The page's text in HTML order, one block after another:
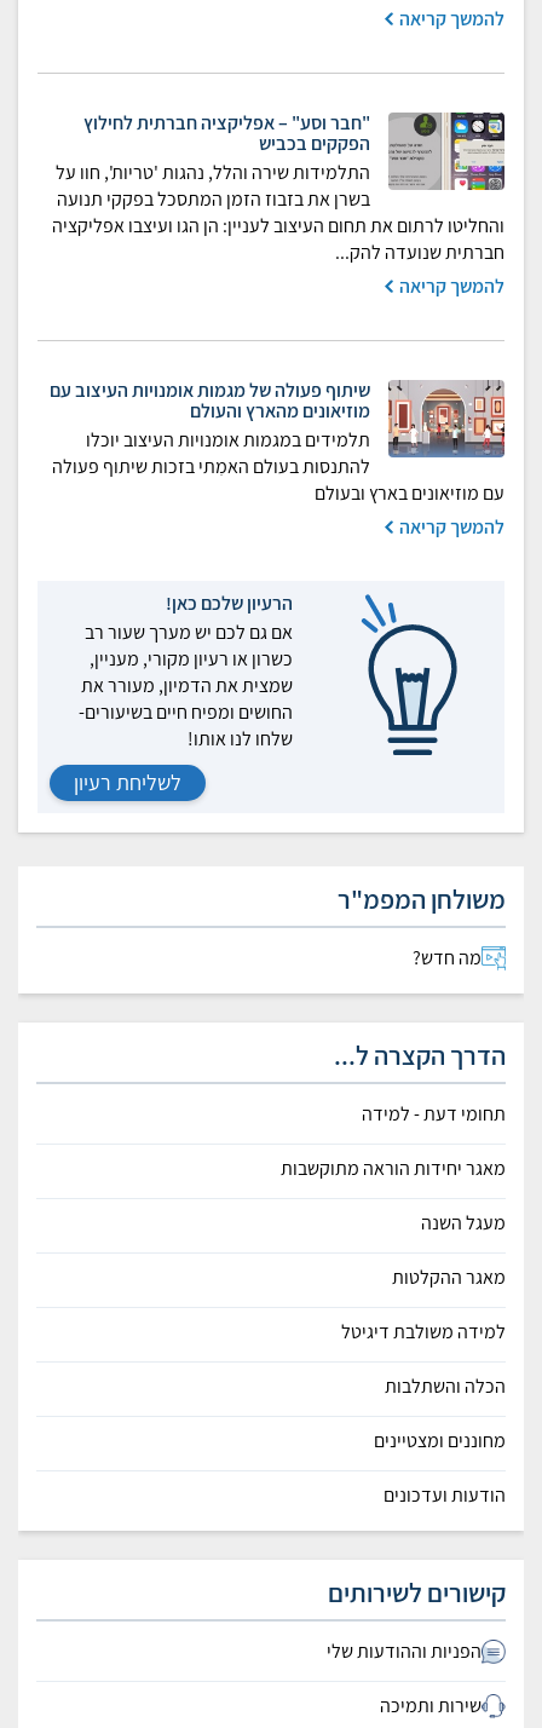
להמשך קריאה
"חבר וסע" – אפליקציה חברתית לחילוץ
הפקקים בכביש
התלמידות שירה והלל, נהגות 'טריות', חוו על
בשרן את בזבוז הזמן המתסכל בפקקי תנועה
והחליטו לרתום את תחום העיצוב לעניין: הן הגו ועיצבו אפליקציה
חברתית שנועדה להק...
להמשך קריאה
שיתוף פעולה של מגמות אומנויות העיצוב עם
מוזיאונים מהארץ והעולם
תלמידים במגמות אומנויות העיצוב יוכלו
להתנסות בעולם האמִתי בזכות שיתוף פעולה
עם מוזיאונים בארץ ובעולם
להמשך קריאה
הרעיון שלכם כאן!
אם גם לכם יש מערך שעור רב
כשרון או רעיון מקורי, מעניין,
שמצית את הדמיון, מעורר את
החושים ומפיח חיים בשיעורים-
שלחו לנו אותו!
לשליחת רעיון
משולחן המפמ"ר
מה חדש?
הדרך הקצרה ל...
תחומי דעת - למידה
מאגר יחידות הוראה מתוקשבות
מעגל השנה
מאגר ההקלטות
למידה משולבת דיגיטל
הכלה והשתלבות
מחוננים ומצטיינים
הודעות ועדכונים
קישורים לשירותים
הפניות וההודעות שלי
שירות ותמיכה